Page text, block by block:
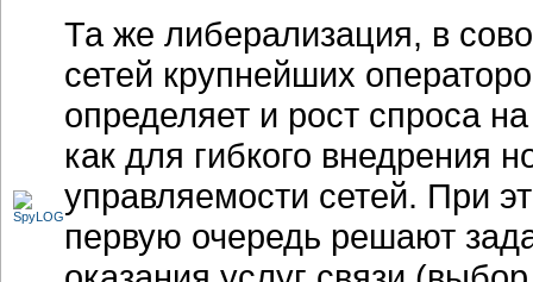
Та же либерализация, в
сетей крупнейших
определяет и рост спроса
как для гибкого внедрения
управляемости сетей. При
первую очередь решают